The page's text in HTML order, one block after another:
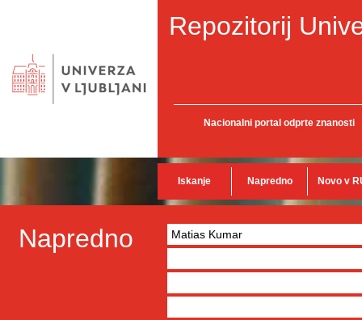
Repozitorij
Nacionalni portal odprte znanosti
Iskanje Napredno Novo v
Napredno